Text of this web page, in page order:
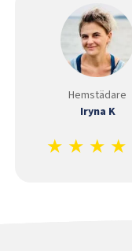
Hemstädare
Iryna K
★ ★ ★ ★